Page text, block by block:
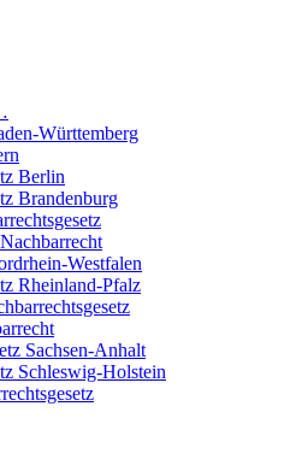
Württemberg
Berlin
Brandenburg
Westfalen
Rheinland-Pfalz
Sachsen-Anhalt
Schleswig-Holstein